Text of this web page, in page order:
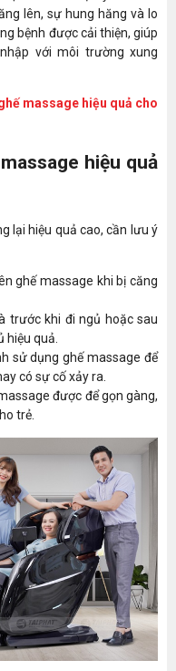
lên, sự hung hăng và lo
bệnh được cải thiện, giúp
với môi trường xung
massage hiệu quả cho
hiệu quả
lại hiệu quả cao, cần lưu ý
ghế massage khi bị căng
trước khi đi ngủ hoặc sau
hiệu quả.
sử dụng ghế massage để
có sự cố xảy ra.
được để gọn gàng,
trẻ.